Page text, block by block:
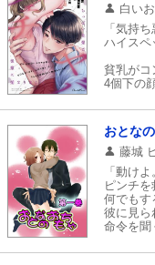
ランキング
おすすめ
特集
マイ本棚から探す
最近読んだ作品
最近読んだ作品
白い
「気持
ハイス
貧乳がコ
4個下の
そんなあ
おとな
藤城
「動け
ピンチ
何でもす
彼に見
命令を聞